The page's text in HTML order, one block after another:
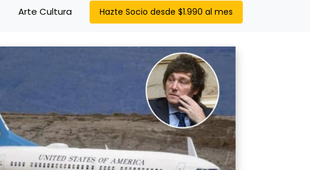
Arte Cultura Hazte Socio desde $1.990 al mes